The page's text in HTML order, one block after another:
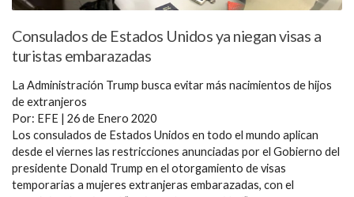
Consulados de Estados Unidos ya niegan visas a
turistas embarazadas
La Administración Trump busca evitar más nacimientos de hijos
de extranjeros
Por: EFE | 26 de Enero 2020
Los consulados de Estados Unidos en todo el mundo aplican
desde el viernes las restricciones anunciadas por el Gobierno del
presidente Donald Trump en el otorgamiento de visas
temporarias a mujeres extranjeras embarazadas, con el